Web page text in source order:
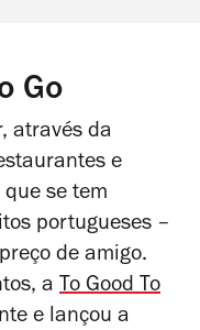
Go
através da
e
se tem
portugueses –
de amigo.
a To Good To
e lançou a